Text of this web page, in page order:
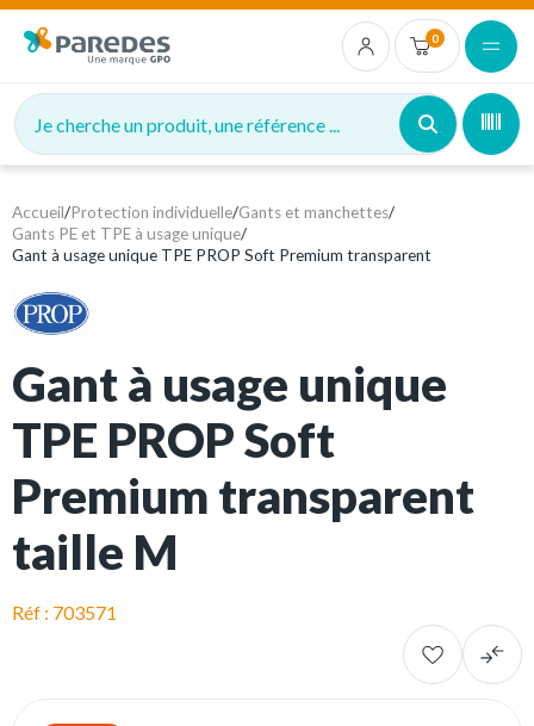
0
Je cherche un produit, une référence ...
Accueil/Protection individuelle/Gants et manchettes/
Gants PE et TPE à usage unique/
Gant à usage unique TPE PROP Soft Premium transparent
Gant à usage unique
TPE PROP Soft
Premium transparent
taille M
Réf : 703571